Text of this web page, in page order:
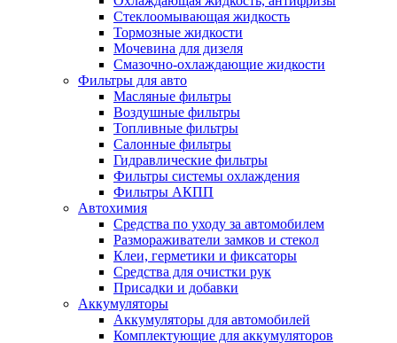
Стеклоомывающая жидкость
Тормозные жидкости
Мочевина для дизеля
Смазочно-охлаждающие жидкости
Фильтры для авто
Масляные фильтры
Воздушные фильтры
Топливные фильтры
Салонные фильтры
Гидравлические фильтры
Фильтры системы охлаждения
Фильтры АКПП
Автохимия
Средства по уходу за автомобилем
Размораживатели замков и стекол
Клеи, герметики и фиксаторы
Средства для очистки рук
Присадки и добавки
Аккумуляторы
Аккумуляторы для автомобилей
Комплектующие для аккумуляторов